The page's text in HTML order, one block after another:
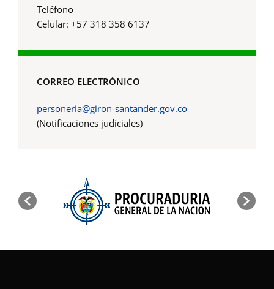
Teléfono
Celular: +57 318 358 6137
CORREO ELECTRÓNICO
personeria@giron-santander.gov.co
(Notificaciones judiciales)